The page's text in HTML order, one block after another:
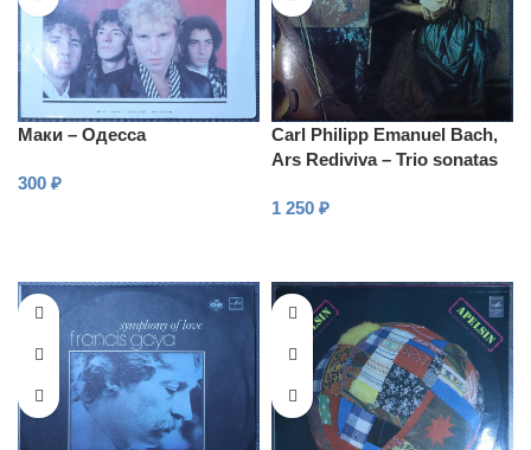
Маки – Одесса
300 ₽
Carl Philipp Emanuel Bach,
Ars Rediviva – Trio sonatas
1 250 ₽